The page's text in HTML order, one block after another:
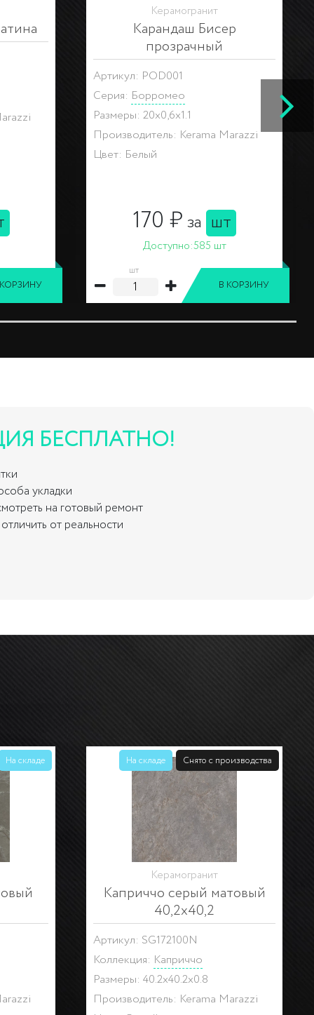
Керамическая плитка
Бордюр Кантата глянцевый
25х5,4
Артикул: OS\A288\6000
Коллекция:Кантата
Размеры: 25x5.4x0.8
Производитель: Kerama Marazzi
Цвет: Белый, Серый
179 ₽за шт
Доступно:25 шт
шт
В КОРЗИНУ
БЕСПЛАТНО!
укладки
на готовый ремонт
от реальности
На складе На складе Снято с производства
Керамогранит
Каприччо серый матовый
40,2х40,2
Артикул: SG172100N
Коллекция: Каприччо
Размеры: 40.2x40.2x0.8
Производитель: Kerama Marazzi